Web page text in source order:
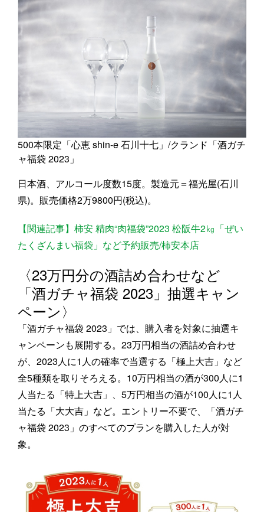
500本限定「心恵 shin-e 石川十七」/クランド「酒ガチ
ャ福袋 2023」
日本酒、アルコール度数15度。製造元＝福光屋(石川
県)。販売価格2万9800円(税込)。
【関連記事】柿安 精肉“肉福袋”2023 松阪牛2㎏「ぜい
たくざんまい福袋」など予約販売/柿安本店
〈23万円分の酒詰め合わせなど
「酒ガチャ福袋 2023」抽選キャン
ペーン〉
「酒ガチャ福袋 2023」では、購入者を対象に抽選キ
ャンペーンも展開する。23万円相当の酒詰め合わせ
が、2023人に1人の確率で当選する「極上大吉」など
全5種類を取りそろえる。10万円相当の酒が300人に1
人当たる「特上大吉」、5万円相当の酒が100人に1人
当たる「大大吉」など。エントリー不要で、「酒ガチ
ャ福袋 2023」のすべてのプランを購入した人が対
象。